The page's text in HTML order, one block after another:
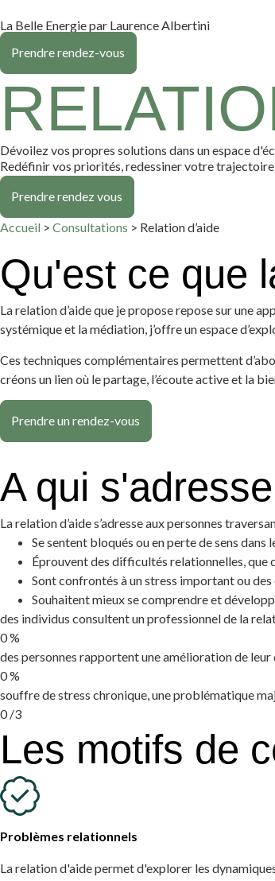
La Belle Energie par Laurence Albertini
Prendre rendez-vous
Dévoilez vos propres solutions dans un espace
Redéfinir vos priorités, redessiner votre
Prendre rendez vous
Accueil > Consultations > Relation d’aide
Qu'est ce que
La relation d’aide que je propose repose sur une
systémique et la médiation, j’offre un espace
Ces techniques complémentaires permettent
créons un lien où le partage, l’écoute active et la
Prendre un rendez-vous
A qui
La relation d’aide s’adresse aux personnes
Se sentent bloqués ou en perte de sens dans
Éprouvent des difficultés relationnelles, que
Sont confrontés à un stress important ou
Souhaitent mieux se comprendre et
des individus consultent un professionnel de la
0%
des personnes rapportent une amélioration de
0%
souffre de stress chronique, une problématique
0 /3
Les motifs de
Problèmes relationnels
La relation d'aide permet d'explorer les